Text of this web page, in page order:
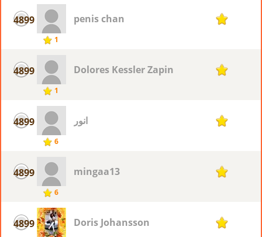
4899
1
penis chan 1
4899
1
Dolores Kessler Zapin 1
4899
6
انور 1
4899
6
mingaa13 1
4899 Doris Johansson 1